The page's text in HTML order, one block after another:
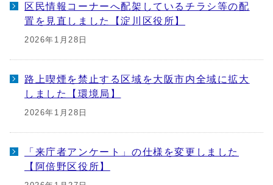
区民情報コーナーへ配架しているチラシ等の配
置を見直しました【淀川区役所】
2026年1月28日
路上喫煙を禁止する区域を大阪市内全域に拡大
しました【環境局】
2026年1月28日
「来庁者アンケート」の仕様を変更しました
【阿倍野区役所】